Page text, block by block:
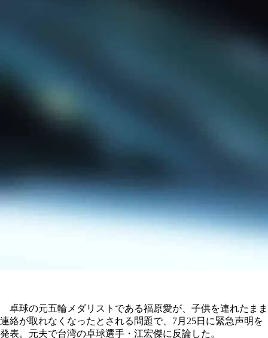
卓球の元五輪メダリストである福原愛が、子供を連れたまま
連絡が取れなくなったとされる問題で、7月25日に緊急声明を
発表。元夫で台湾の卓球選手・江宏傑に反論した。